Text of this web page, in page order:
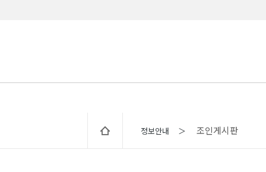
정보안내 ＞ 조인게시판